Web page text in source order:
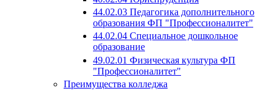
44.02.03 Педагогика дополнительного
образования ФП "Профессионалитет"
44.02.04 Специальное дошкольное
образование
49.02.01 Физическая культура ФП
"Профессионалитет"
Преимущества колледжа